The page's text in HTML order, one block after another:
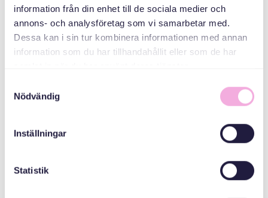
information från din enhet till de sociala medier och
annons- och analysföretag som vi samarbetar med.
Dessa kan i sin tur kombinera informationen med annan
information som du har tillhandahållit eller som de har
Nödvändig
Inställningar
Statistik
MEDARRANGÖRER
Stockholms Stad